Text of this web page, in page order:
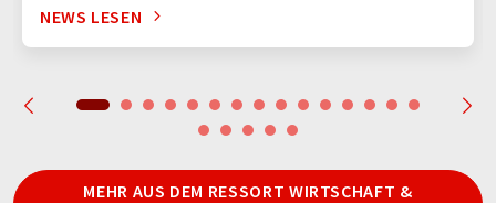
NEWS LESEN
MEHR AUS DEM RESSORT WIRTSCHAFT &